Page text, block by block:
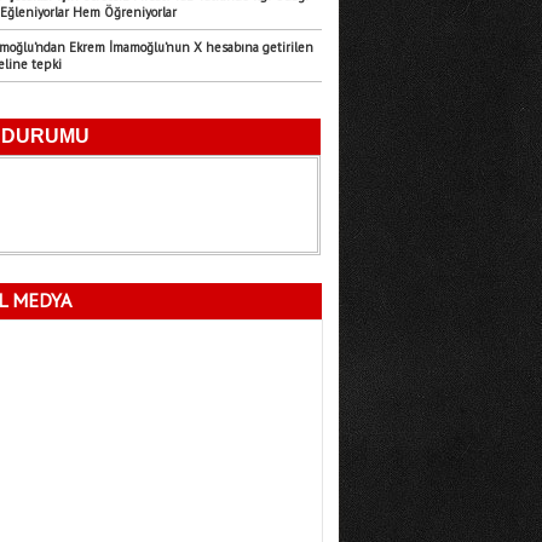
Emre Türk
11.07.2026
Mersin’in Sessiz Felaketi
Fatma Lalecan
11.09.2025
Hem Öğreniyorlar
Ekrem İmamoğlu’nun X hesabına getirilen
tepki
MEDYA